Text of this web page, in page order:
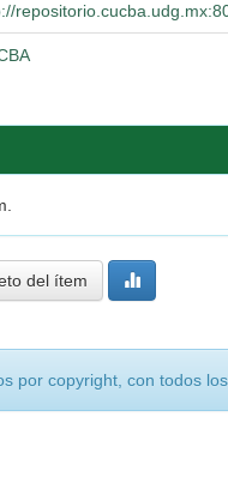
del ítem
por copyright, con todos